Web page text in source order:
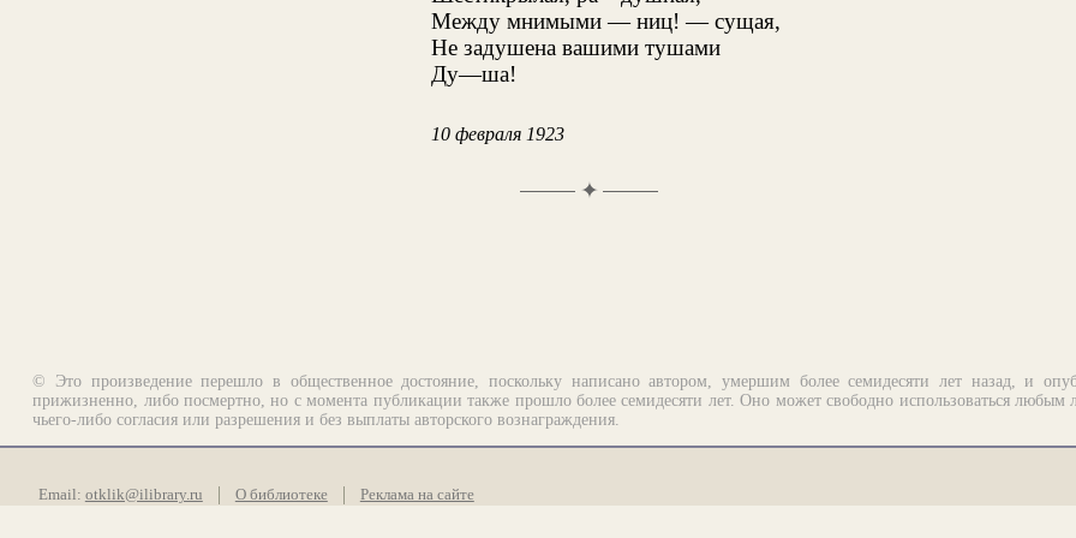
Между мнимыми — ниц! — сущая,
Не задушена вашими тушами
Ду—ша!
10 февраля 1923
✦
© Это произведение перешло в общественное достояние, поскольку написано автором, умершим более семидесяти лет назад, и
прижизненно, либо посмертно, но с момента публикации также прошло более семидесяти лет. Оно может свободно использоваться любым
чьего-либо согласия или разрешения и без выплаты авторского вознаграждения.
Email: otklik@ilibrary.ru О библиотеке Реклама на сайте